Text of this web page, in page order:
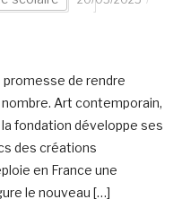
de rendre
Art contemporain,
fondation développe ses
des créations
en France une
le nouveau […]